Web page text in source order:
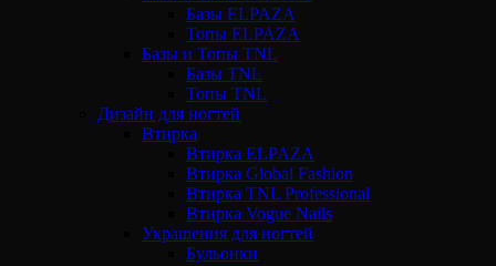
Базы ELPAZA
Топы ELPAZA
Базы и Топы TNL
Базы TNL
Топы TNL
Дизайн для ногтей
Втирка
Втирка ELPAZA
Втирка Global Fashion
Втирка TNL Professional
Втирка Vogue Nails
Украшения для ногтей
Бульонки